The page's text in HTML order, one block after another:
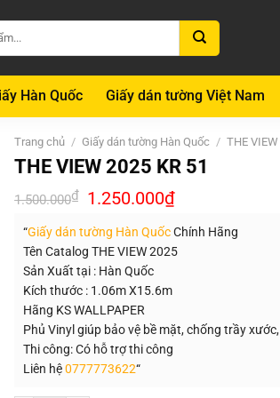
Hàn Quốc Giấy dán tường Việt Nam
Trang chủ / Giấy dán tường Hàn Quốc / THE
THE VIEW 2025 KR 51
1.500.000₫ Giá
gốc
1.500.000₫.
1.250.000₫Giá
hiện
là:
1.250.000₫.
“Giấy dán tường Hàn QuốcChính Hãng
Tên Catalog THE VIEW 2025
Sản Xuất tại : Hàn Quốc
Kích thước : 1.06m X15.6m
Hãng KS WALLPAPER
Phủ Vinyl giúp bảo vệ bề mặt, chống trầy
Thi công: Có hỗ trợ thi công
Liên hệ0777773622“